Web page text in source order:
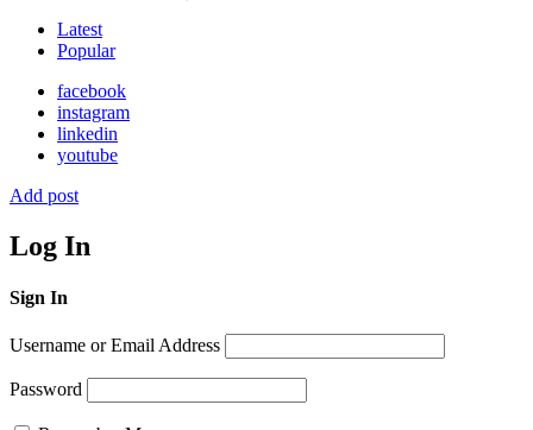
Latest
Popular
facebook
instagram
linkedin
youtube
Add post
Log In
Sign In
Username or Email Address
Password